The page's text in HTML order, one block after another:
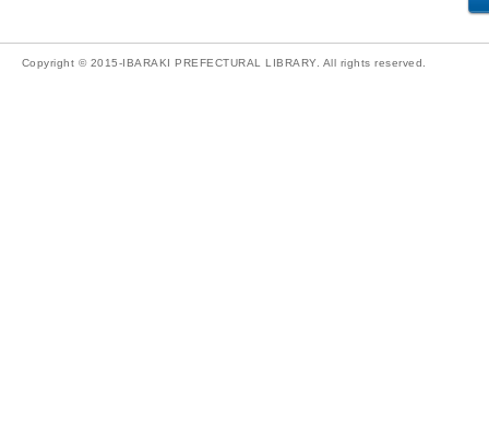
Copyright © 2015-IBARAKI PREFECTURAL LIBRARY. All rights reserved.